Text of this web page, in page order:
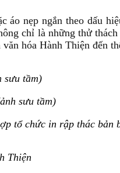
nẹp ngắn theo dấu
chỉ là những thử
hóa Hành Thiện đến
sưu tầm)
sưu tầm)
tổ chức in rập thác bản
Thiện